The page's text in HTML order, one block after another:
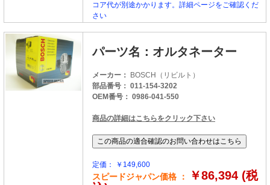
コア代が別途かかります。詳細ページをご確認くだ
さい
パーツ名：オルタネーター
メーカー：
BOSCH（リビルト）
部品番号： 011-154-3202
OEM番号： 0986-041-550
商品の詳細はこちらをクリック下さい
定価： ￥149,600
スピードジャパン価格 ：
￥86,394 (税